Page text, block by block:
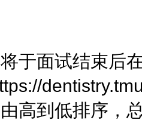
面试结束后在
高到低排序，